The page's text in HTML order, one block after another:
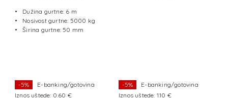
Dužina gurtne: 6 m
Nosivost gurtne: 5000 kg
Širina gurtne: 50 mm
-5%
E-banking/gotovina
Iznos uštede: 0.60 €
-5%
E-banking/gotovina
Iznos uštede: 1.10 €